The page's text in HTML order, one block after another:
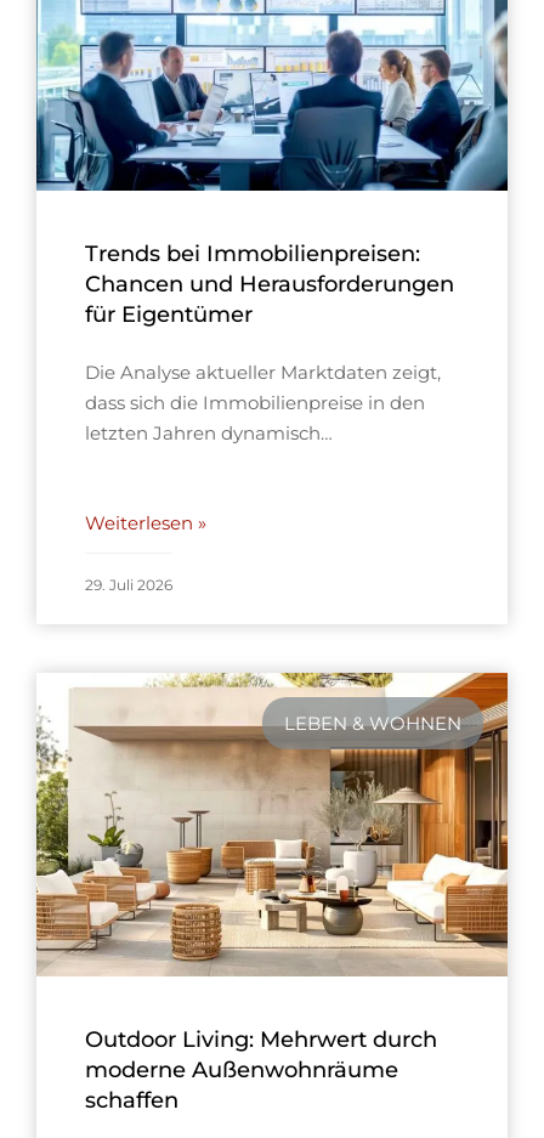
Trends bei Immobilienpreisen:
Chancen und Herausforderungen
für Eigentümer
Die Analyse aktueller Marktdaten zeigt,
dass sich die Immobilienpreise in den
letzten Jahren dynamisch…
Weiterlesen »
29. Juli 2026
LEBEN & WOHNEN
Outdoor Living: Mehrwert durch
moderne Außenwohnräume
schaffen